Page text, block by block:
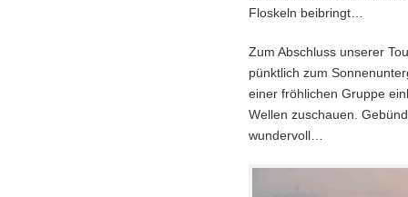
Floskeln beibringt…
Zum Abschluss unserer
pünktlich zum
einer fröhlichen Gruppe
Wellen zuschauen.
wundervoll…